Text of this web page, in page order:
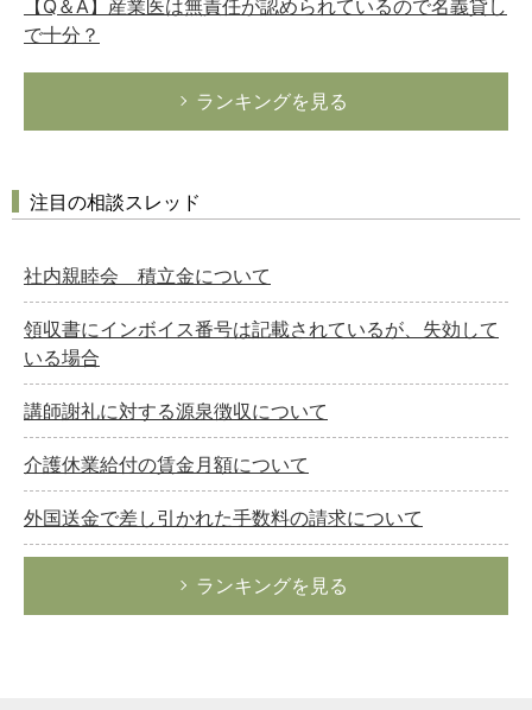
【Q＆A】産業医は無責任が認められているので名義貸し
で十分？
ランキングを見る
注目の相談スレッド
社内親睦会 積立金について
領収書にインボイス番号は記載されているが、失効して
いる場合
講師謝礼に対する源泉徴収について
介護休業給付の賃金月額について
外国送金で差し引かれた手数料の請求について
ランキングを見る